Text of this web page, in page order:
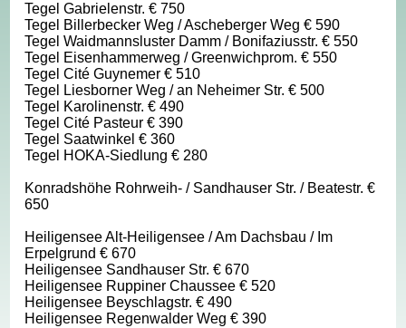
Tegel Gabrielenstr. € 750
Tegel Billerbecker Weg / Ascheberger Weg € 590
Tegel Waidmannsluster Damm / Bonifaziusstr. € 550
Tegel Eisenhammerweg / Greenwichprom. € 550
Tegel Cité Guynemer € 510
Tegel Liesborner Weg / an Neheimer Str. € 500
Tegel Karolinenstr. € 490
Tegel Cité Pasteur € 390
Tegel Saatwinkel € 360
Tegel HOKA-Siedlung € 280
Konradshöhe Rohrweih- / Sandhauser Str. / Beatestr. €
650
Heiligensee Alt-Heiligensee / Am Dachsbau / Im
Erpelgrund € 670
Heiligensee Sandhauser Str. € 670
Heiligensee Ruppiner Chaussee € 520
Heiligensee Beyschlagstr. € 490
Heiligensee Regenwalder Weg € 390